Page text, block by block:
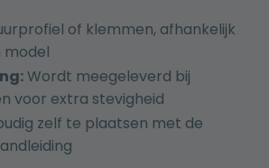
of klemmen, afhankelijk
model
Wordt meegeleverd bij
voor extra stevigheid
zelf te plaatsen met de